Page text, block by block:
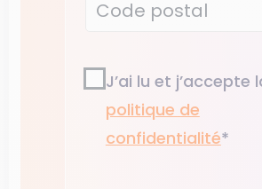
RGPD3*
J’ai lu et j’accepte
politique de
confidentialité​*